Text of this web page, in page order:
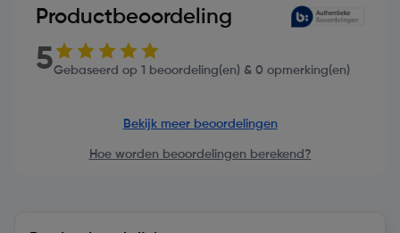
Productbeoordeling
5Gebaseerd op 1 beoordeling(en) & 0 opmerking(en)
Bekijk meer beoordelingen
Hoe worden beoordelingen berekend?